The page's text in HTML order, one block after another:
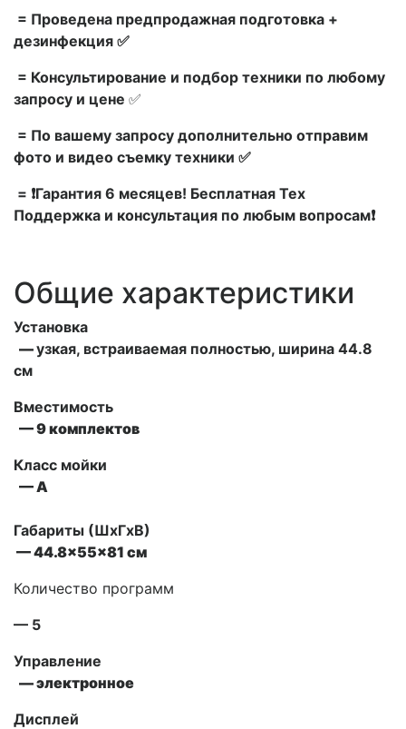
= Проведена предпродажная подготовка +
дезинфекция ✅
= Консультирование и подбор техники по любому
запросу и цене ✅
= По вашему запросу дополнительно отправим
фото и видео съемку техники ✅
= ❗Гарантия 6 месяцев! Бесплатная Тех
Поддержка и консультация по любым вопросам❗
Общие характеристики
Установка
—узкая, встраиваемая полностью, ширина 44.8
см
Вместимость
— 9 комплектов
Класс мойки
— А
Габариты (ШxГxВ)
— 44.8x55x81 см
Количество программ
— 5
Управление
— электронное
Дисплей